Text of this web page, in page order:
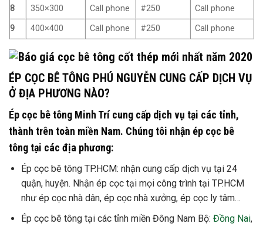
8
350×300 Call phone #250
Call phone
9
400×400 Call phone #250 Call phone
ÉP CỌC BÊ TÔNG PHÚ NGUYỄN CUNG CẤP DỊCH VỤ
Ở ĐỊA PHƯƠNG NÀO?
Ép cọc bê tông Minh Trí cung cấp dịch vụ tại các tỉnh,
thành trên toàn miền Nam. Chúng tôi nhận ép cọc bê
tông tại các địa phương:
Ép cọc bê tông TP.HCM: nhận cung cấp dịch vụ tại 24
quận, huyện. Nhận ép cọc tại mọi công trình tại TP.HCM
như ép cọc nhà dân, ép cọc nhà xưởng, ép cọc ly tâm…
Ép cọc bê tông tại các tỉnh miền Đông Nam Bộ: Đồng Nai,